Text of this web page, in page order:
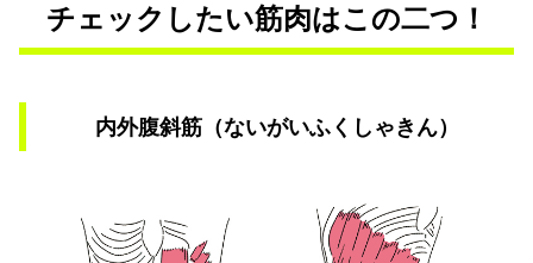
チェックしたい筋肉はこの二つ！
内外腹斜筋（ないがいふくしゃきん）